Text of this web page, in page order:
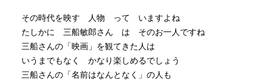
その時代を映す 人物 って いますよね
たしかに 三船敏郎さん は そのお一人ですね
三船さんの「映画」を観てきた人は
いうまでもなく かなり楽しめるでしょう
三船さんの「名前はなんとなく」の人も